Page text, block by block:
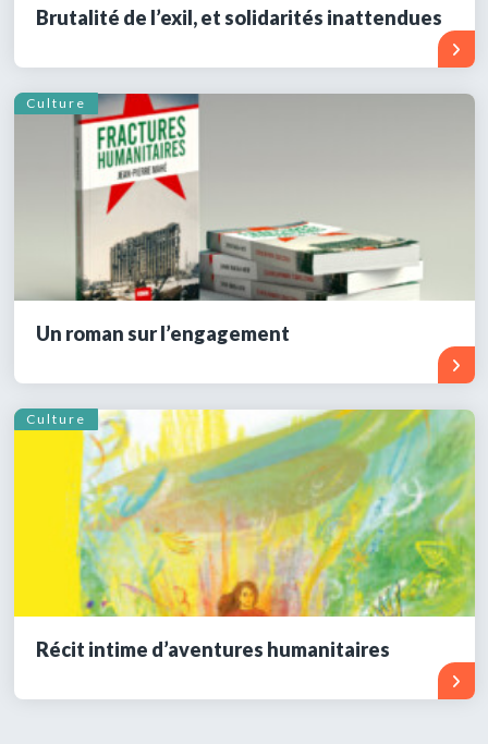
Brutalité de l’exil, et solidarités inattendues
Culture
Un roman sur l’engagement
Culture
Récit intime d’aventures humanitaires